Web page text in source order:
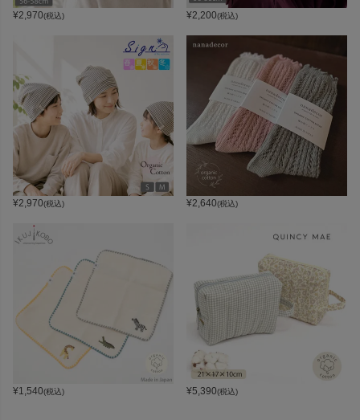
¥2,970(税込) ¥2,200(税込)
¥2,970(税込) ¥2,640(税込)
¥1,540(税込) ¥5,390(税込)